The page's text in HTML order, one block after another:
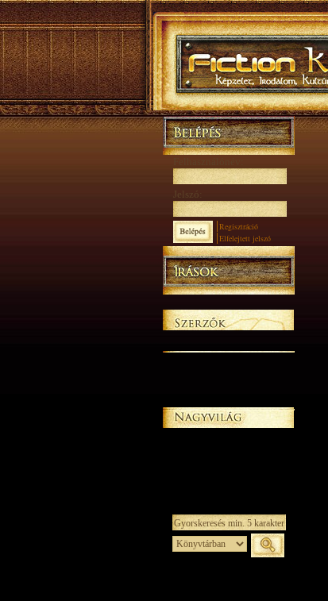
Jelszó:
Regisztráció
Elfelejtett jelszó